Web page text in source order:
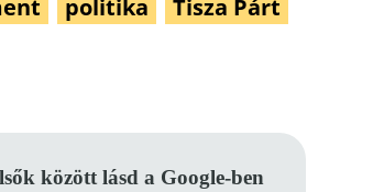
politika Tisza Párt
között lásd a Google-ben